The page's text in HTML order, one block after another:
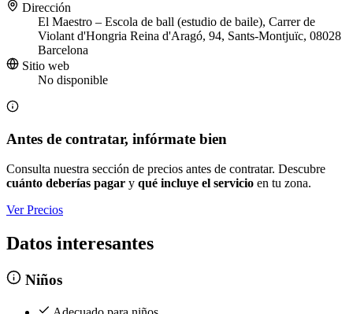
Dirección
El Maestro – Escola de ball (estudio de baile), Carrer de
Violant d'Hongria Reina d'Aragó, 94, Sants-Montjuïc, 08028
Barcelona
Sitio web
No disponible
Antes de contratar, infórmate bien
Consulta nuestra sección de precios antes de contratar. Descubre
cuánto deberías pagar y qué incluye el servicio en tu zona.
Ver Precios
Datos interesantes
Niños